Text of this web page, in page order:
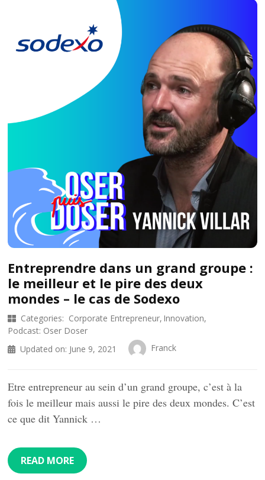
Entreprendre dans un grand groupe :
le meilleur et le pire des deux
mondes – le cas de Sodexo
Categories: Corporate Entrepreneur Innovation
Podcast: Oser Doser
Updated on: June 9, 2021 Franck
Etre entrepreneur au sein d’un grand groupe, c’est à la
fois le meilleur mais aussi le pire des deux mondes. C’est
ce que dit Yannick …
READ MORE